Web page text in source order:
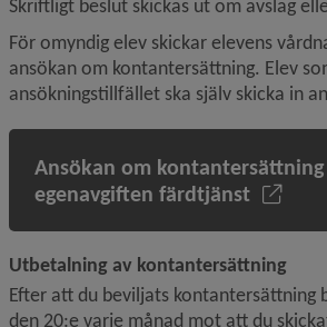
Skriftligt beslut skickas ut om avslag
För omyndig elev skickar elevens
ansökan om kontantersättning. Elev
ansökningstillfället ska själv skicka in
Ansökan om
egenavgiften färdtjänst
Utbetalning av kontantersättning
Efter att du beviljats kontantersättning